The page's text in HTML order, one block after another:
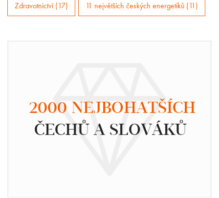
Zdravotnictví (17) 11 největších českých energetiků (11)
2000 NEJBOHATŠÍCH
ČECHŮ A SLOVÁKŮ